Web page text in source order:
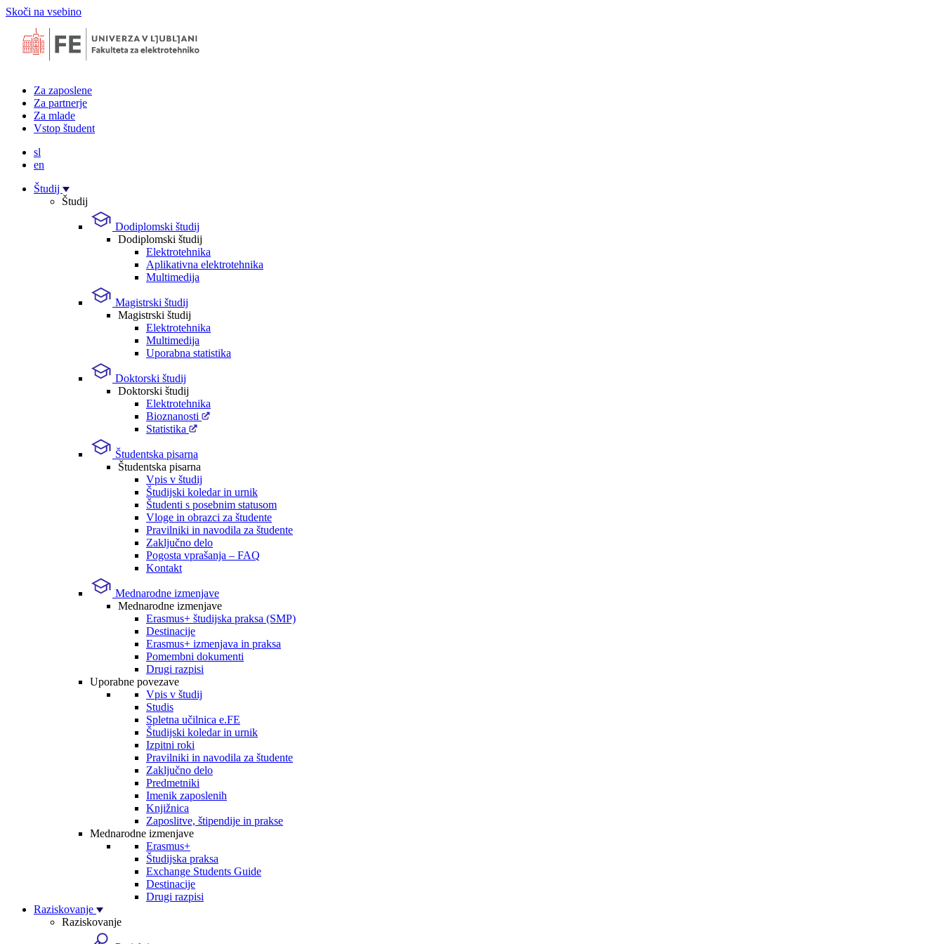
Skoči na vsebino
Za zaposlene
Za partnerje
Za mlade
Vstop študent
sl
en
Študij
Študij
Dodiplomski študij
Dodiplomski študij
Elektrotehnika
Aplikativna elektrotehnika
Multimedija
Magistrski študij
Magistrski študij
Elektrotehnika
Multimedija
Uporabna statistika
Doktorski študij
Doktorski študij
Elektrotehnika
Bioznanosti
Statistika
Študentska pisarna
Študentska pisarna
Vpis v študij
Študijski koledar in urnik
Študenti s posebnim statusom
Vloge in obrazci za študente
Pravilniki in navodila za študente
Zaključno delo
Pogosta vprašanja – FAQ
Kontakt
Mednarodne izmenjave
Mednarodne izmenjave
Erasmus+ študijska praksa (SMP)
Destinacije
Erasmus+ izmenjava in praksa
Pomembni dokumenti
Drugi razpisi
Uporabne povezave
Vpis v študij
Studis
Spletna učilnica e.FE
Študijski koledar in urnik
Izpitni roki
Pravilniki in navodila za študente
Zaključno delo
Predmetniki
Imenik zaposlenih
Knjižnica
Zaposlitve, štipendije in prakse
Mednarodne izmenjave
Erasmus+
Študijska praksa
Exchange Students Guide
Destinacije
Drugi razpisi
Raziskovanje
Raziskovanje